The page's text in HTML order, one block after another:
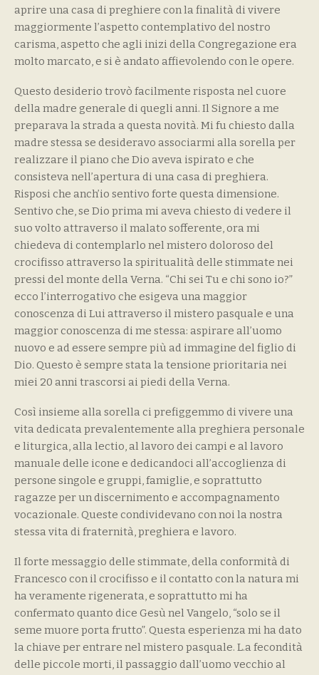
aprire una casa di preghiere con la finalità di vivere
maggiormente l’aspetto contemplativo del nostro
carisma, aspetto che agli inizi della Congregazione era
molto marcato, e si è andato affievolendo con le opere.
Questo desiderio trovò facilmente risposta nel cuore
della madre generale di quegli anni. Il Signore a me
preparava la strada a questa novità. Mi fu chiesto dalla
madre stessa se desideravo associarmi alla sorella per
realizzare il piano che Dio aveva ispirato e che
consisteva nell’apertura di una casa di preghiera.
Risposi che anch’io sentivo forte questa dimensione.
Sentivo che, se Dio prima mi aveva chiesto di vedere il
suo volto attraverso il malato sofferente, ora mi
chiedeva di contemplarlo nel mistero doloroso del
crocifisso attraverso la spiritualità delle stimmate nei
pressi del monte della Verna. “Chi sei Tu e chi sono io?”
ecco l’interrogativo che esigeva una maggior
conoscenza di Lui attraverso il mistero pasquale e una
maggior conoscenza di me stessa: aspirare all’uomo
nuovo e ad essere sempre più ad immagine del figlio di
Dio. Questo è sempre stata la tensione prioritaria nei
miei 20 anni trascorsi ai piedi della Verna.
Così insieme alla sorella ci prefiggemmo di vivere una
vita dedicata prevalentemente alla preghiera personale
e liturgica, alla lectio, al lavoro dei campi e al lavoro
manuale delle icone e dedicandoci all’accoglienza di
persone singole e gruppi, famiglie, e soprattutto
ragazze per un discernimento e accompagnamento
vocazionale. Queste condividevano con noi la nostra
stessa vita di fraternità, preghiera e lavoro.
Il forte messaggio delle stimmate, della conformità di
Francesco con il crocifisso e il contatto con la natura mi
ha veramente rigenerata, e soprattutto mi ha
confermato quanto dice Gesù nel Vangelo, “solo se il
seme muore porta frutto”. Questa esperienza mi ha dato
la chiave per entrare nel mistero pasquale. L.a fecondità
delle piccole morti, il passaggio dall’uomo vecchio al